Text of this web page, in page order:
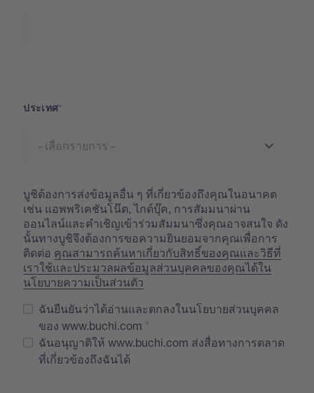
ประเทศ
บูชิต้องการส่งข้อมูลอื่น ๆ ที่เกี่ยวข้องถึงคุณในอนาคต
เช่น แอพพริเคชันโน๊ต, ไกด์บุ๊ค, การสัมมนาผ่าน
ออนไลน์และคำเชิญเข้าร่วมสัมมนาซึ่งคุณอาจสนใจ ดัง
นั้นทางบูชิจึงต้องการขอความยินยอมจากคุณเพื่อการ
ติดต่อ คุณสามารถค้นหาเกี่ยวกับสิทธิ์ของคุณและวิธีที่
เราใช้และประมวลผลข้อมูลส่วนบุคคลของคุณได้ใน
นโยบายความเป็นส่วนตัว
ฉันยืนยันว่าได้อ่านและตกลงในนโยบายส่วนบุคคล
ของ www.buchi.com
ฉันอนุญาติให้ www.buchi.com ส่งสื่อทางการตลาด
ที่เกี่ยวข้องถึงฉันได้